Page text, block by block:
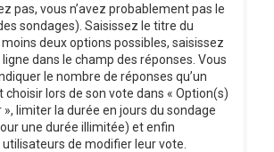
pas, vous n’avez probablement pas le
sondages). Saisissez le titre du
deux options possibles, saisissez
dans le champ des réponses. Vous
le nombre de réponses qu’un
lors de son vote dans « Option(s)
», limiter la durée en jours du sondage
une durée illimitée) et enfin
de modifier leur vote.